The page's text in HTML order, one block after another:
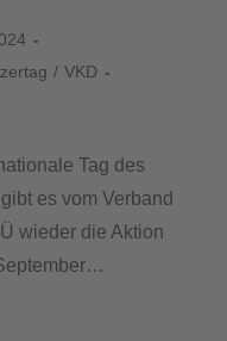
/ VKD
Tag des
es vom Verband
wieder die Aktion